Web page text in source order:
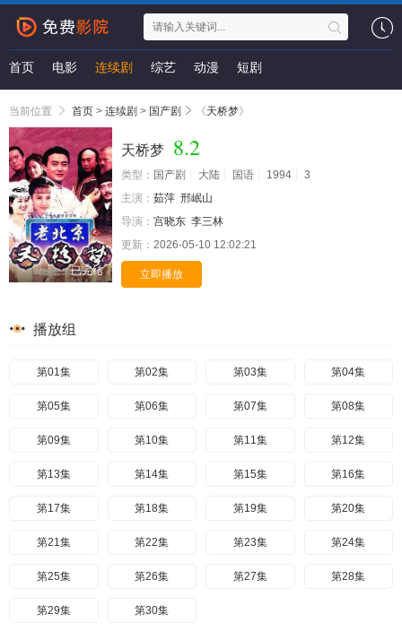
首页 电影 连续剧 综艺 动漫 短剧
当前位置 首页 > 连续剧 > 国产剧 《天桥梦》
已完结
天桥梦 8.2
类型： 国产剧 大陆 国语 1994
3
主演： 茹萍 邢岷山
导演： 宫晓东 李三林
更新： 2026-05-10 12:02:21
立即播放
播放组
第01集 第02集 第03集 第04集
第05集 第06集 第07集 第08集
第09集 第10集 第11集 第12集
第13集 第14集 第15集 第16集
第17集 第18集 第19集 第20集
第21集 第22集 第23集 第24集
第25集 第26集 第27集 第28集
第29集 第30集